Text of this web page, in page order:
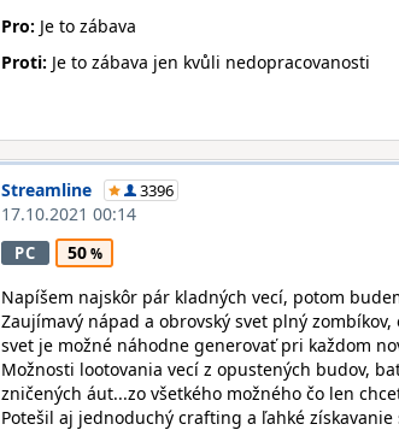
Pro: Je to zábava
Proti: Je to zábava jen kvůli nedopracovanosti
Streamline 3396
17.10.2021 00:14
PC
50
Napíšem najskôr pár kladných vecí, potom
Zaujímavý nápad a obrovský svet plný
svet je možné náhodne generovať pri každom
Možnosti lootovania vecí z opustených budov,
zničených áut...zo všetkého možného čo len
Potešil aj jednoduchý crafting a ľahké získavanie